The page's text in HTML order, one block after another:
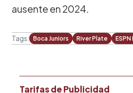
ausente en 2024.
Tags: Boca Juniors River Plate
Tarifas de Publicidad